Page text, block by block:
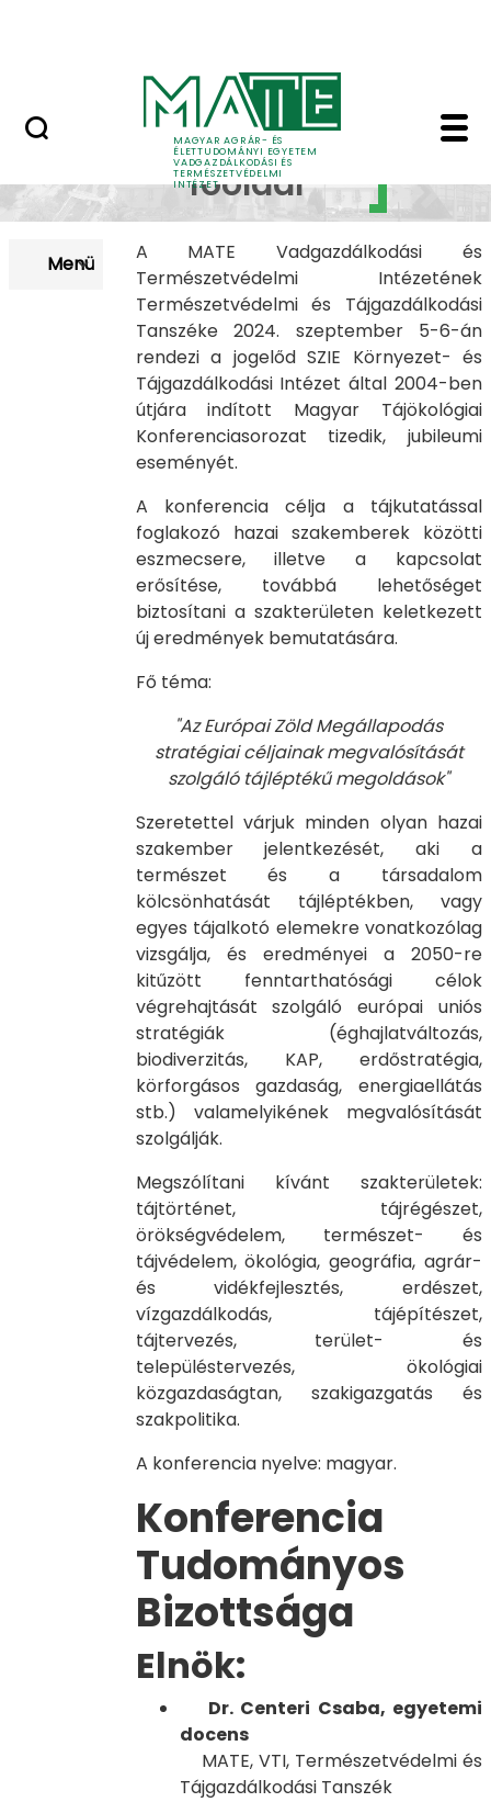
MAGYAR AGRÁR- ÉS
ÉLETTUDOMÁNYI EGYETEM
VADGAZDÁLKODÁSI ÉS
TERMÉSZETVÉDELMI
INTÉZET
Konferencia főoldal -
Konferencia
főoldal
Menü
A MATE Vadgazdálkodási és
Természetvédelmi Intézetének
Természetvédelmi és Tájgazdálkodási
Tanszéke 2024. szeptember 5-6-án
rendezi a jogelőd SZIE Környezet- és
Tájgazdálkodási Intézet által 2004-ben
útjára indított Magyar Tájökológiai
Konferenciasorozat tizedik, jubileumi
eseményét.
A konferencia célja a tájkutatással
foglakozó hazai szakemberek közötti
eszmecsere, illetve a kapcsolat
erősítése, továbbá lehetőséget
biztosítani a szakterületen keletkezett
új eredmények bemutatására.
Fő téma:
"Az Európai Zöld Megállapodás
stratégiai céljainak megvalósítását
szolgáló tájléptékű megoldások"
Szeretettel várjuk minden olyan hazai
szakember jelentkezését, aki a
természet és a társadalom
kölcsönhatását tájléptékben, vagy
egyes tájalkotó elemekre vonatkozólag
vizsgálja, és eredményei a 2050-re
kitűzött fenntarthatósági célok
végrehajtását szolgáló európai uniós
stratégiák (éghajlatváltozás,
biodiverzitás, KAP, erdőstratégia,
körforgásos gazdaság, energiaellátás
stb.) valamelyikének megvalósítását
szolgálják.
Megszólítani kívánt szakterületek:
tájtörténet, tájrégészet,
örökségvédelem, természet- és
tájvédelem, ökológia, geográfia, agrár-
és vidékfejlesztés, erdészet,
vízgazdálkodás, tájépítészet,
tájtervezés, terület- és
településtervezés, ökológiai
közgazdaságtan, szakigazgatás és
szakpolitika.
A konferencia nyelve: magyar.
Konferencia
Tudományos
Bizottsága
Elnök:
Dr. Centeri Csaba, egyetemi
docens
MATE, VTI, Természetvédelmi és
Tájgazdálkodási Tanszék